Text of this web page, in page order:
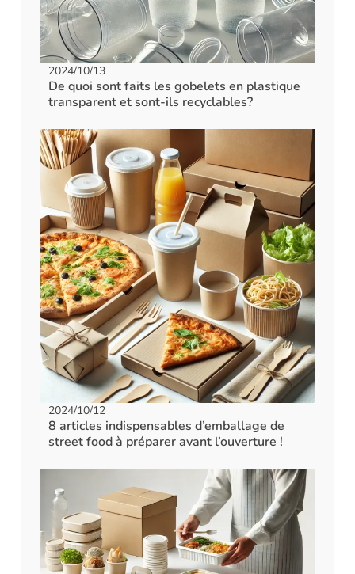
2024/10/13
De quoi sont faits les gobelets en plastique
transparent et sont-ils recyclables?
2024/10/12
8 articles indispensables d’emballage de
street food à préparer avant l’ouverture !